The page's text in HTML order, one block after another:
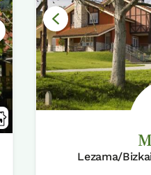
Lezama/